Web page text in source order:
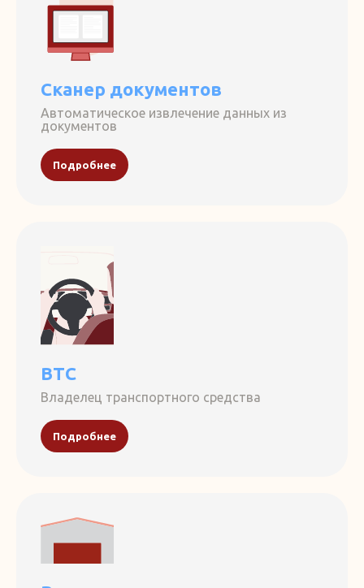
Сканер документов
Автоматическое извлечение данных из
документов
Подробнее
ВТС
Владелец транспортного средства
Подробнее